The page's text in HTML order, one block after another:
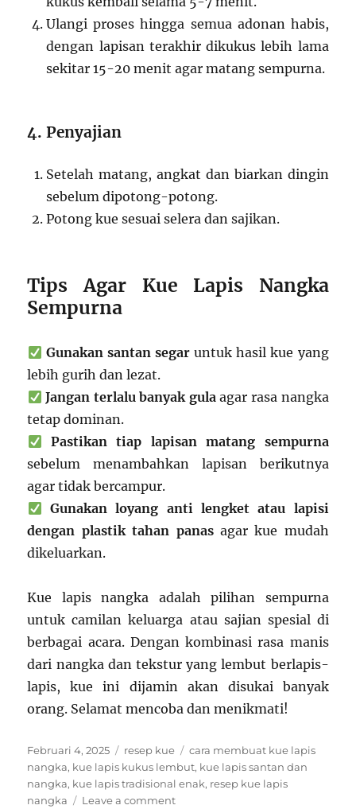
Ulangi proses hingga semua adonan habis,
dengan lapisan terakhir dikukus lebih lama
sekitar 15-20 menit agar matang sempurna.
4. Penyajian
Setelah matang, angkat dan biarkan dingin
sebelum dipotong-potong.
Potong kue sesuai selera dan sajikan.
Tips Agar Kue Lapis Nangka
Sempurna
Gunakan santan segar untuk hasil kue yang
lebih gurih dan lezat.
Jangan terlalu banyak gula agar rasa nangka
tetap dominan.
Pastikan tiap lapisan matang sempurna
sebelum menambahkan lapisan berikutnya
agar tidak bercampur.
Gunakan loyang anti lengket atau lapisi
dengan plastik tahan panasagar kue mudah
dikeluarkan.
Kue lapis nangka adalah pilihan sempurna
untuk camilan keluarga atau sajian spesial di
berbagai acara. Dengan kombinasi rasa manis
dari nangka dan tekstur yang lembut berlapis-
lapis, kue ini dijamin akan disukai banyak
orang. Selamat mencoba dan menikmati!
Posted
on
Februari 4, 2025 Categories
resep kue Tags
cara membuat kue lapis
nangka, kue lapis kukus lembut, kue lapis santan dan
nangka, kue lapis tradisional enak, resep kue lapis
nangka
Leave a commenton